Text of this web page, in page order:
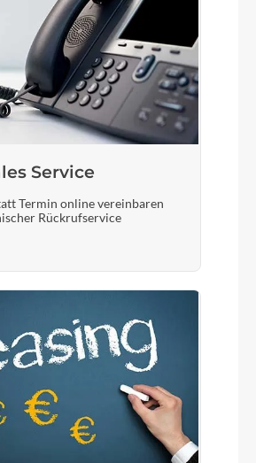
Service
Termin online vereinbaren
Rückrufservice